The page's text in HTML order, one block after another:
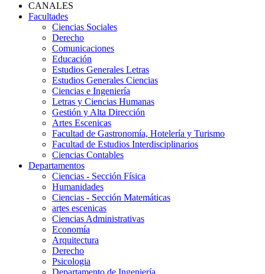
CANALES
Facultades
Ciencias Sociales
Derecho
Comunicaciones
Educación
Estudios Generales Letras
Estudios Generales Ciencias
Ciencias e Ingeniería
Letras y Ciencias Humanas
Gestión y Alta Dirección
Artes Escenicas
Facultad de Gastronomía, Hotelería y Turismo
Facultad de Estudios Interdisciplinarios
Ciencias Contables
Departamentos
Ciencias - Sección Física
Humanidades
Ciencias - Sección Matemáticas
artes escenicas
Ciencias Administrativas
Economía
Arquitectura
Derecho
Psicologia
Departamento de Ingeniería